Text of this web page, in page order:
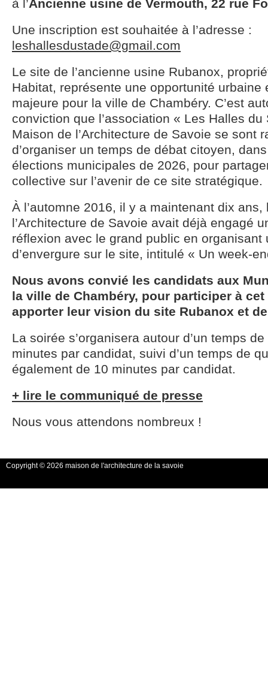
à l’Ancienne usine de Vermouth, 22 rue
Une inscription est souhaitée à l’adresse :
leshallesdustade@gmail.com
Le site de l’ancienne usine Rubanox,
Habitat, représente une opportunité urbaine
majeure pour la ville de Chambéry. C’est
conviction que l’association « Les Halles du
Maison de l’Architecture de Savoie se sont
d’organiser un temps de débat citoyen,
élections municipales de 2026, pour
collective sur l’avenir de ce site stratégique.
À l’automne 2016, il y a maintenant dix ans,
l’Architecture de Savoie avait déjà engagé
réflexion avec le grand public en organisant
d’envergure sur le site, intitulé « Un week-
Nous avons convié les candidats aux
la ville de Chambéry, pour participer à
apporter leur vision du site Rubanox et
La soirée s’organisera autour d’un temps
minutes par candidat, suivi d’un temps de
également de 10 minutes par candidat.
+ lire le communiqué de presse
Nous vous attendons nombreux !
Copyright © 2026 maison de l'architecture de la savoie